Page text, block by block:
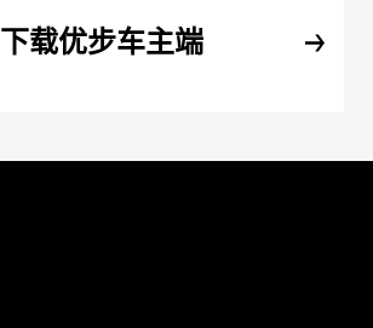
下载优步车主端